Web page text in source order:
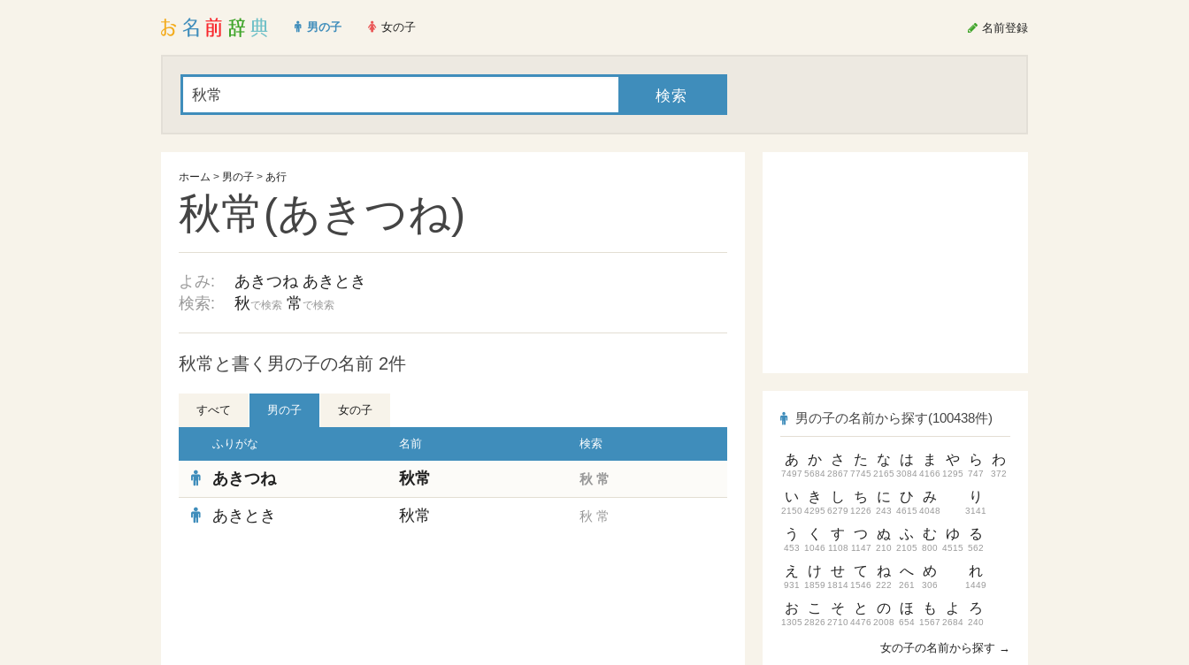
男の子 女の子 名前登録
ホーム > 男の子 > あ行
秋常(あきつね)
よみ: あきつね あきとき
検索:
秋で検索 常 で検索
秋常と書く男の子の名前 2件
すべて 男の子 女の子
ふりがな 名前 検索
あきつね 秋常 秋 常
あきとき 秋常 秋 常
男の子の名前から探す(100438件)
あ
7497
い
2150
う
453
え
931
お
1305
か
5684
き
4295
く
1046
け
1859
こ
2826
さ
2867
し
6279
す
1108
せ
1814
そ
2710
た
7745
ち
1226
つ
1147
て
1546
と
4476
な
2165
に
243
ぬ
210
ね
222
の
2008
は
3084
ひ
4615
ふ
2105
へ
261
ほ
654
ま
4166
み
4048
む
800
め
306
も
1567
や
1295
ゆ
4515
よ
2684
ら
747
り
3141
る
562
れ
1449
ろ
240
わ
372
女の子の名前から探す →